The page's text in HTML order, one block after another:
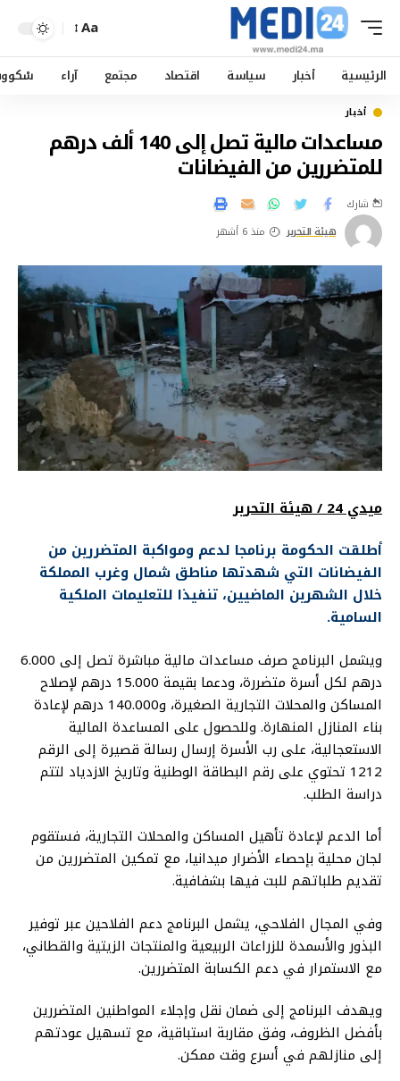
Aa
الرئيسية أخبار سياسة اقتصاد مجتمع آراء
أخبار
مساعدات مالية تصل إلى 140 ألف درهم
للمتضررين من الفيضانات
هيئة التحرير منذ 6 أشهر
شارك
ميدي 24 / هيئة التحرير
أطلقت الحكومة برنامجا لدعم ومواكبة المتضررين من
الفيضانات التي شهدتها مناطق شمال وغرب المملكة
خلال الشهرين الماضيين، تنفيذا للتعليمات الملكية
السامية.
ويشمل البرنامج صرف مساعدات مالية مباشرة تصل إلى 6.000
درهم لكل أسرة متضررة، ودعما بقيمة 15.000 درهم لإصلاح
المساكن والمحلات التجارية الصغيرة، و140.000 درهم لإعادة
بناء المنازل المنهارة. وللحصول على المساعدة المالية
الاستعجالية، على رب الأسرة إرسال رسالة قصيرة إلى الرقم
1212 تحتوي على رقم البطاقة الوطنية وتاريخ الازدياد لتتم
دراسة الطلب.
أما الدعم لإعادة تأهيل المساكن والمحلات التجارية، فستقوم
لجان محلية بإحصاء الأضرار ميدانيا، مع تمكين المتضررين من
تقديم طلباتهم للبت فيها بشفافية.
وفي المجال الفلاحي، يشمل البرنامج دعم الفلاحين عبر توفير
البذور والأسمدة للزراعات الربيعية والمنتجات الزيتية والقطاني،
مع الاستمرار في دعم الكسابة المتضررين.
ويهدف البرنامج إلى ضمان نقل وإجلاء المواطنين المتضررين
بأفضل الظروف، وفق مقاربة استباقية، مع تسهيل عودتهم
إلى منازلهم في أسرع وقت ممكن.